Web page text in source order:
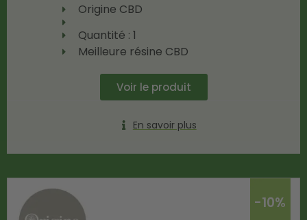
Origine CBD
Quantité : 1
Meilleure résine CBD
Voir le produit
En savoir plus
-10%